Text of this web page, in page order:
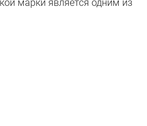
марки является одним из